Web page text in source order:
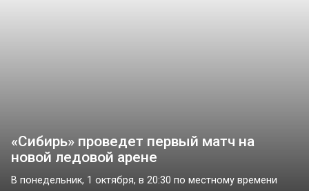
«Сибирь» проведет первый матч на
новой ледовой арене
В понедельник, 1 октября, в 20:30 по местному времени